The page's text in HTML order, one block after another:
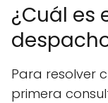
¿Cuál es
Para resolver
primera